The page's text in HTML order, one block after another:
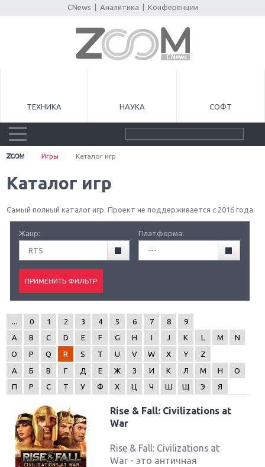
CNews Аналитика Конференции
ТЕХНИКА НАУКА СОФТ
Игры Каталог игр
Каталог игр
Самый полный каталог игр. Проект не поддерживается с 2016 года.
Жанр:
RTS
Платформа:
---
0 1 2 3 4 5 6 7 8
9
A
B C D E F G H I J K L M
N
O
P Q R S T U V W X Y
Z
А
Б В Г Д Е Ж З И К Л М Н
О
П
Р С Т У Ф Х Ц Ч Ш Щ Э Я
Rise & Fall: Civilizations at
War
Rise & Fall: Civilizations at
War - это античная